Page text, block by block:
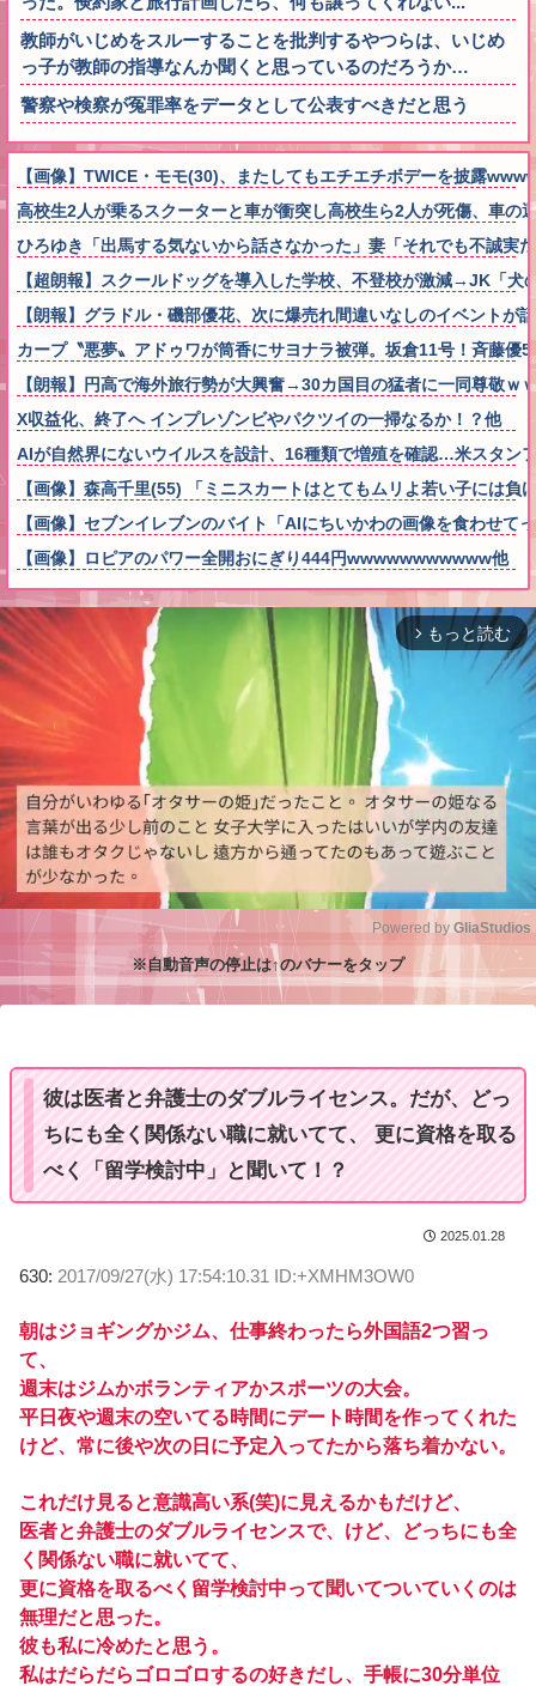
教師がいじめをスルーすることを批判するやつらは、いじめ
っ子が教師の指導なんか聞くと思っているのだろうか…
警察や検察が冤罪率をデータとして公表すべきだと思う
【画像】TWICE・モモ(30)、またしてもエチエチボデーを披露
高校生2人が乗るスクーターと車が衝突し高校生ら2人が死傷、車の
ひろゆき「出馬する気ないから話さなかった」妻「それでも不誠実
【超朗報】スクールドッグを導入した学校、不登校が激減→JK「犬
【朗報】グラドル・磯部優花、次に爆売れ間違いなしのイベントが
カープ〝悪夢〟アドゥワが筒香にサヨナラ被弾。坂倉11号！斉藤
【朗報】円高で海外旅行勢が大興奮→30カ国目の猛者に一同尊敬ｗ
X収益化、終了へ インプレゾンビやパクツイの一掃なるか！？他
AIが自然界にないウイルスを設計、16種類で増殖を確認…米スタン
【画像】森高千里(55) 「ミニスカートはとてもムリよ若い子には
【画像】セブンイレブンのバイト「AIにちいかわの画像を食わせ
【画像】ロピアのパワー全開おにぎり444円wwwwwwwwwww他
arrow_forward_ios もっと読む
M
Powered by GliaStudios
※自動音声の停止は↑のバナーをタップ
彼は医者と弁護士のダブルライセンス。だが、どっ
ちにも全く関係ない職に就いてて、 更に資格を取る
べく「留学検討中」と聞いて！？
2025.01.28
630: 2017/09/27(水) 17:54:10.31 ID:+XMHM3OW0
朝はジョギングかジム、仕事終わったら外国語2つ習っ
て、
週末はジムかボランティアかスポーツの大会。
平日夜や週末の空いてる時間にデート時間を作ってくれた
けど、常に後や次の日に予定入ってたから落ち着かない。
これだけ見ると意識高い系(笑)に見えるかもだけど、
医者と弁護士のダブルライセンスで、けど、どっちにも全
く関係ない職に就いてて、
更に資格を取るべく留学検討中って聞いてついていくのは
無理だと思った。
彼も私に冷めたと思う。
私はだらだらゴロゴロするの好きだし、手帳に30分単位